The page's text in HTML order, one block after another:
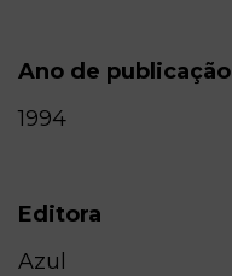
Ano de publicação
1994
Editora
Azul